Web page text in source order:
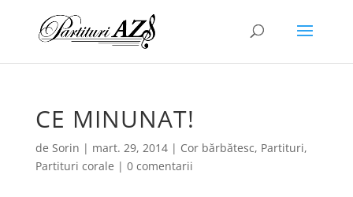
CE MINUNAT!
de Sorin | mart. 29, 2014| Cor bărbătesc, Partituri,
Partituri corale | 0 comentarii